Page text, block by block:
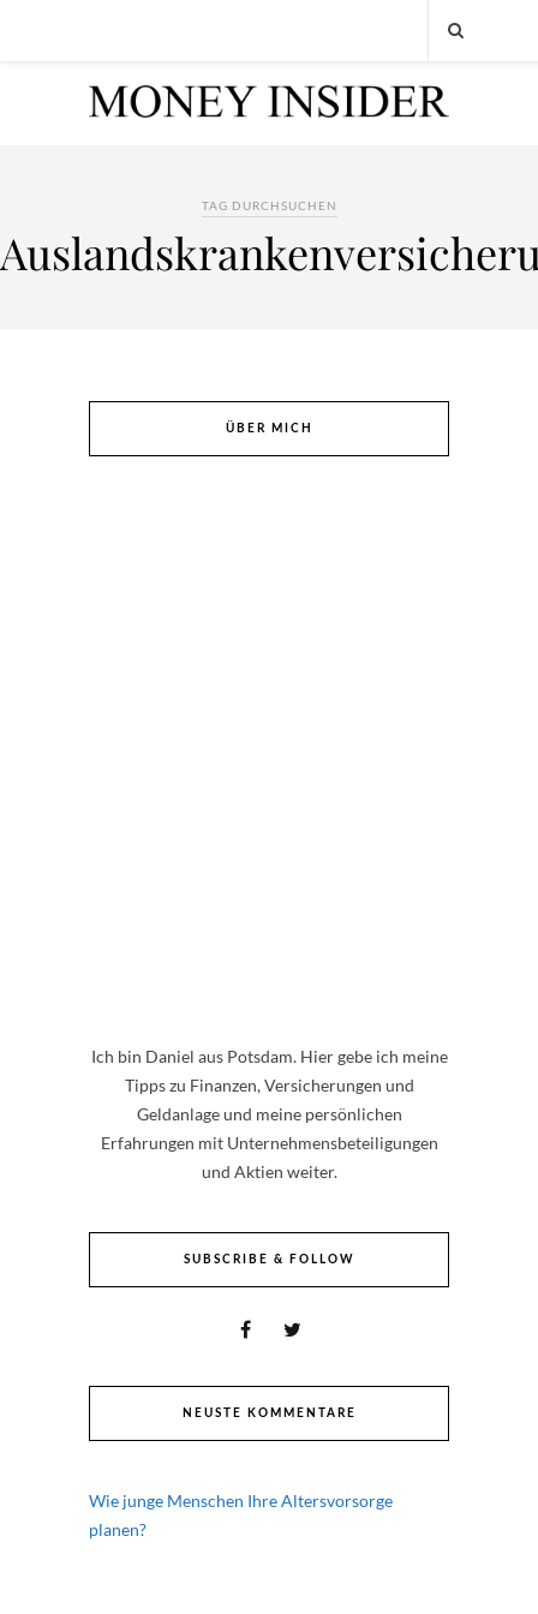
TAG DURCHSUCHEN
ÜBER MICH
Ich bin Daniel aus Potsdam. Hier gebe ich meine
Tipps zu Finanzen, Versicherungen und
Geldanlage und meine persönlichen
Erfahrungen mit Unternehmensbeteiligungen
und Aktien weiter.
SUBSCRIBE & FOLLOW
NEUSTE KOMMENTARE
Wie junge Menschen Ihre Altersvorsorge
planen?